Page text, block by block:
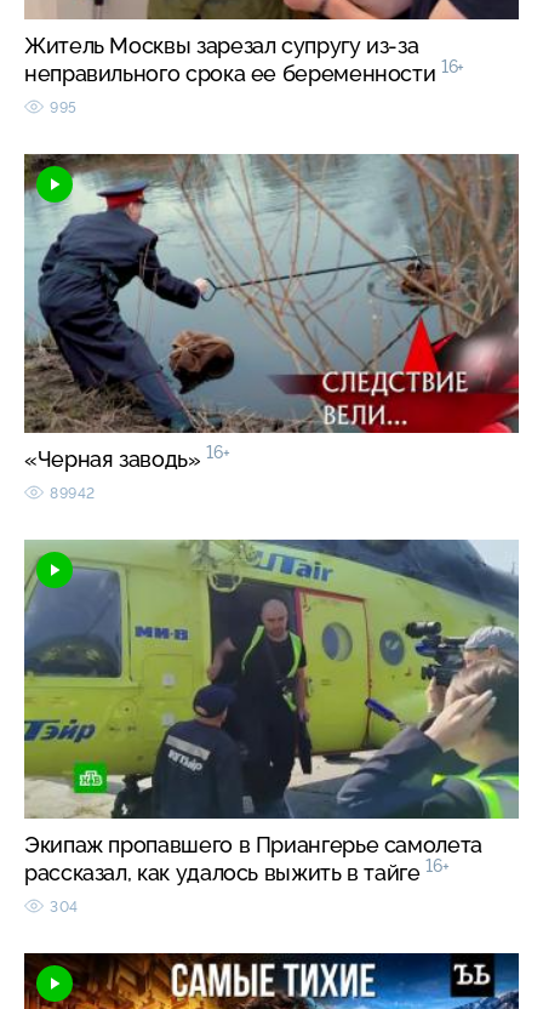
Житель Москвы зарезал супругу из-за
неправильного срока ее беременности 16+
995
«Черная заводь» 16+
89942
Экипаж пропавшего в Приангерье самолета
рассказал, как удалось выжить в тайге 16+
304